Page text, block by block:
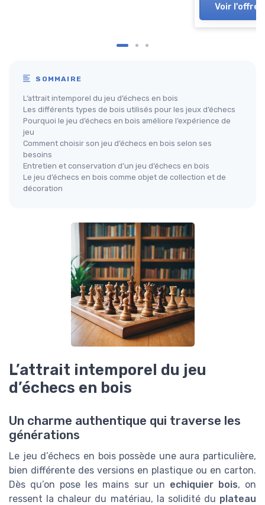
Voir l'offre
SOMMAIRE
L’attrait intemporel du jeu d’échecs en bois
Les différents types de bois utilisés pour les jeux d’échecs
Pourquoi le jeu d’échecs en bois améliore l’expérience de
jeu
Comment choisir son jeu d’échecs en bois selon ses
besoins
Entretien et conservation d’un jeu d’échecs en bois
Le jeu d’échecs en bois comme objet de collection et de
décoration
L’attrait intemporel du jeu
d’échecs en bois
Un charme authentique qui traverse les
générations
Le jeu d’échecs en bois possède une aura particulière,
bien différente des versions en plastique ou en carton.
Dès qu’on pose les mains sur un echiquier bois, on
ressent la chaleur du matériau, la solidité du plateau